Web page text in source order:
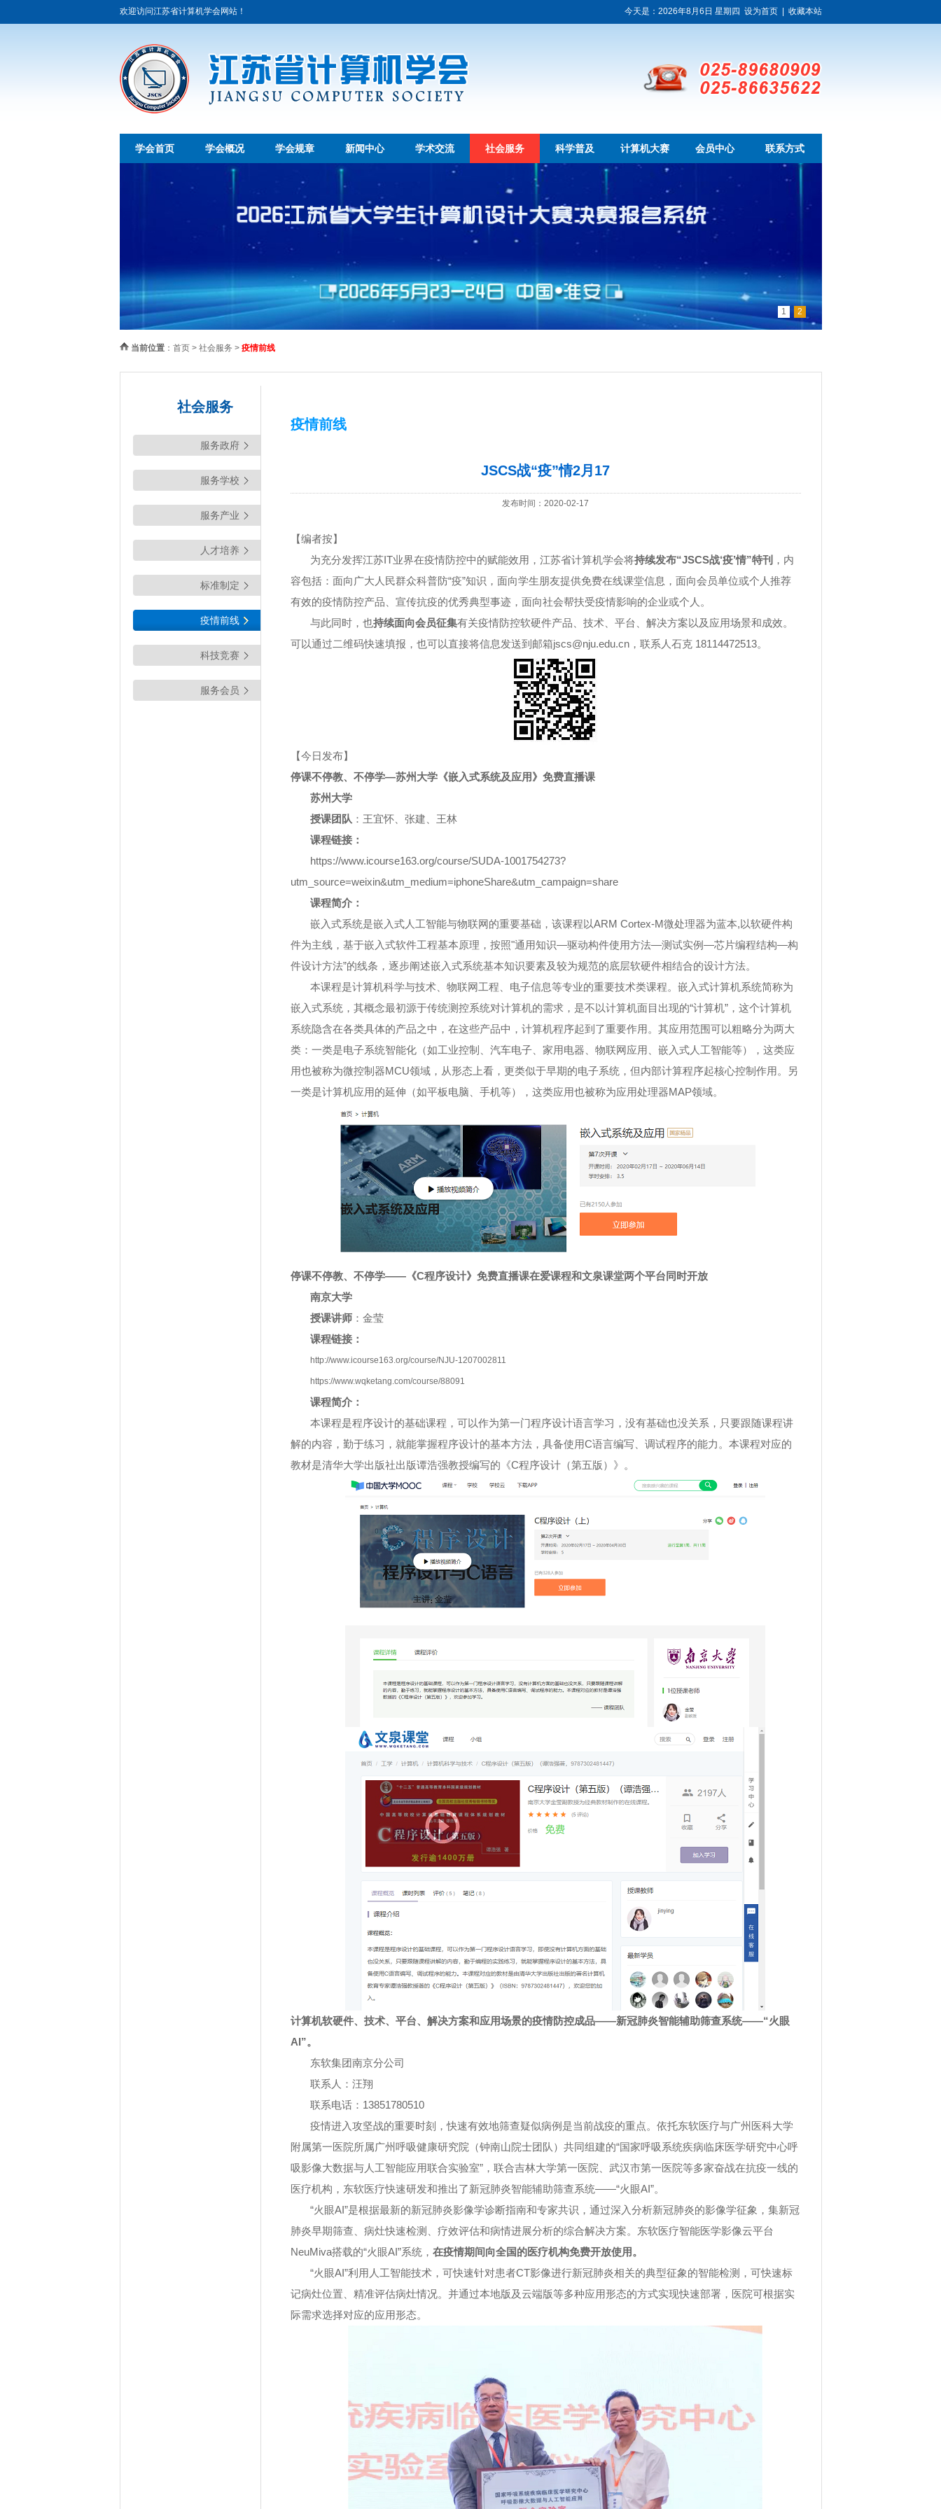
欢迎访问江苏省计算机学会网站！ 今天是：2026年8月6日 星期四 设为首页| 收藏本站
学会首页 学会概况 学会规章 新闻中心 学术交流 社会服务 科学普及 计算机大赛 会员中心 联系方式
1 2
当前位置： 首页> 社会服务 > 疫情前线
社会服务
服务政府
服务学校
服务产业
人才培养
标准制定
疫情前线
科技竞赛
服务会员
疫情前线
JSCS战“疫”情2月17
发布时间：2020-02-17
【编者按】
为充分发挥江苏IT业界在疫情防控中的赋能效用，江苏省计算机学会将持续发布“JSCS战‘疫’情”特刊 ，内
容包括：面向广大人民群众科普防“疫”知识，面向学生朋友提供免费在线课堂信息，面向会员单位或个人推荐
有效的疫情防控产品、宣传抗疫的优秀典型事迹，面向社会帮扶受疫情影响的企业或个人。
与此同时，也持续面向会员征集有关疫情防控软硬件产品、技术、平台、解决方案以及应用场景和成效。
可以通过二维码快速填报，也可以直接将信息发送到邮箱jscs@nju.edu.cn，联系人石克18114472513。
【今日发布】
停课不停教、不停学—苏州大学《嵌入式系统及应用》免费直播课
苏州大学
授课团队 ：王宜怀、张建、王林
课程链接：
https://www.icourse163.org/course/SUDA-1001754273?
utm_source=weixin&utm_medium=iphoneShare&utm_campaign=share
课程简介：
嵌入式系统是嵌入式人工智能与物联网的重要基础，该课程以ARM Cortex-M微处理器为蓝本,以软硬件构
件为主线，基于嵌入式软件工程基本原理，按照"通用知识—驱动构件使用方法—测试实例—芯片编程结构—构
件设计方法”的线条，逐步阐述嵌入式系统基本知识要素及较为规范的底层软硬件相结合的设计方法。
本课程是计算机科学与技术、物联网工程、电子信息等专业的重要技术类课程。嵌入式计算机系统简称为
嵌入式系统，其概念最初源于传统测控系统对计算机的需求，是不以计算机面目出现的“计算机”，这个计算机
系统隐含在各类具体的产品之中，在这些产品中，计算机程序起到了重要作用。其应用范围可以粗略分为两大
类：一类是电子系统智能化（如工业控制、汽车电子、家用电器、物联网应用、嵌入式人工智能等），这类应
用也被称为微控制器MCU领域，从形态上看，更类似于早期的电子系统，但内部计算程序起核心控制作用。另
一类是计算机应用的延伸（如平板电脑、手机等），这类应用也被称为应用处理器MAP领域。
停课不停教、不停学——《C程序设计》免费直播课在爱课程和文泉课堂两个平台同时开放
南京大学
授课讲师：金莹
课程链接：
http://www.icourse163.org/course/NJU-1207002811
https://www.wqketang.com/course/88091
课程简介：
本课程是程序设计的基础课程，可以作为第一门程序设计语言学习，没有基础也没关系，只要跟随课程讲
解的内容，勤于练习，就能掌握程序设计的基本方法，具备使用C语言编写、调试程序的能力。本课程对应的
教材是清华大学出版社出版谭浩强教授编写的《C程序设计（第五版）》。
计算机软硬件、技术、平台、解决方案和应用场景的疫情防控成品——新冠肺炎智能辅助筛查系统——“火眼
AI”。
东软集团南京分公司
联系人：汪翔
联系电话： 13851780510
疫情进入攻坚战的重要时刻，快速有效地筛查疑似病例是当前战疫的重点。依托东软医疗与广州医科大学
附属第一医院所属广州呼吸健康研究院（钟南山院士团队）共同组建的“国家呼吸系统疾病临床医学研究中心呼
吸影像大数据与人工智能应用联合实验室”，联合吉林大学第一医院、武汉市第一医院等多家奋战在抗疫一线的
医疗机构，东软医疗快速研发和推出了新冠肺炎智能辅助筛查系统——“火眼AI”。
“火眼AI”是根据最新的新冠肺炎影像学诊断指南和专家共识，通过深入分析新冠肺炎的影像学征象，集新冠
肺炎早期筛查、病灶快速检测、疗效评估和病情进展分析的综合解决方案。东软医疗智能医学影像云平台
NeuMiva搭载的“火眼AI”系统， 在疫情期间向全国的医疗机构免费开放使用。
“火眼AI”利用人工智能技术，可快速针对患者CT影像进行新冠肺炎相关的典型征象的智能检测，可快速标
记病灶位置、精准评估病灶情况。并通过本地版及云端版等多种应用形态的方式实现快速部署，医院可根据实
际需求选择对应的应用形态。